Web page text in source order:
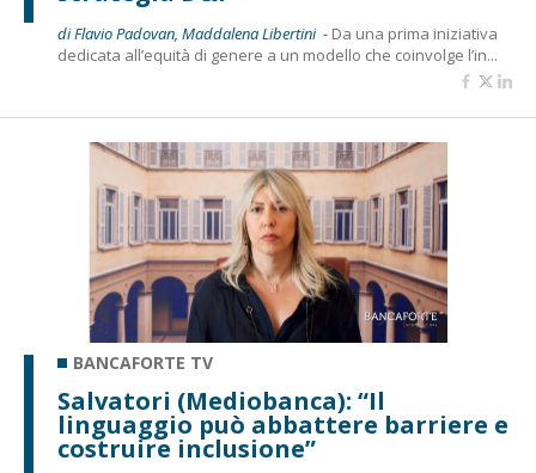
di Flavio Padovan, Maddalena Libertini - Da una prima iniziativa
dedicata all’equità di genere a un modello che coinvolge l’in...
BANCAFORTE TV
Salvatori (Mediobanca): “Il
linguaggio può abbattere barriere e
costruire inclusione”